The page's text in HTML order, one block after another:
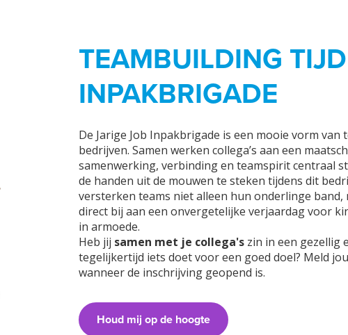
TEAMBUILDING
INPAKBRIGADE
De Jarige Job Inpakbrigade is een mooie vorm
bedrijven. Samen werken collega’s aan een
samenwerking, verbinding en teamspirit centraal
de handen uit de mouwen te steken tijdens dit
versterken teams niet alleen hun onderlinge band,
direct bij aan een onvergetelijke verjaardag voor
in armoede.
Heb jij samen met je collega's zin in een gezellig
tegelijkertijd iets doet voor een goed doel? Meld
wanneer de inschrijving geopend is.
Houd mij op de hoogte